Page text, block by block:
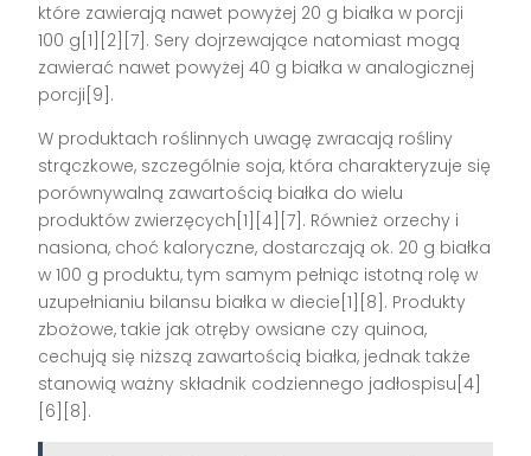
które zawierają nawet powyżej 20 g białka w porcji
100 g[1][2][7]. Sery dojrzewające natomiast mogą
zawierać nawet powyżej 40 g białka w analogicznej
porcji[9].
W produktach roślinnych uwagę zwracają rośliny
strączkowe, szczególnie soja, która charakteryzuje się
porównywalną zawartością białka do wielu
produktów zwierzęcych[1][4][7]. Również orzechy i
nasiona, choć kaloryczne, dostarczają ok. 20 g białka
w 100 g produktu, tym samym pełniąc istotną rolę w
uzupełnianiu bilansu białka w diecie[1][8]. Produkty
zbożowe, takie jak otręby owsiane czy quinoa,
cechują się niższą zawartością białka, jednak także
stanowią ważny składnik codziennego jadłospisu[4]
[6][8].